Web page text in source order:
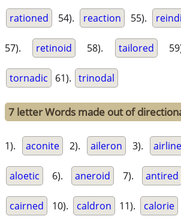
rationed 54). reaction 55).
57). retinoid 58). tailored
tornadic 61). trinodal
7 letter Words made out of
1). aconite 2). aileron 3). airline
aloetic 6). aneroid 7). antired
cairned 10). caldron 11). calorie